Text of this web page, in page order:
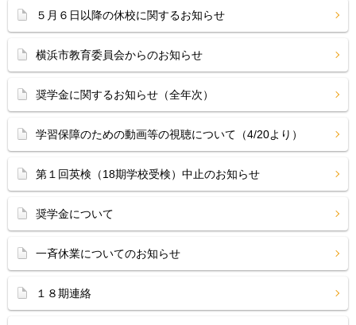
５月６日以降の休校に関するお知らせ
横浜市教育委員会からのお知らせ
奨学金に関するお知らせ（全年次）
学習保障のための動画等の視聴について（4/20より）
第１回英検（18期学校受検）中止のお知らせ
奨学金について
一斉休業についてのお知らせ
１８期連絡